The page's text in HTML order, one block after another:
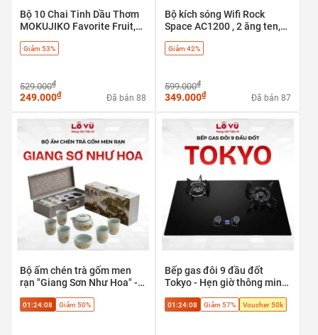
Bộ 10 Chai Tinh Dầu Thơm
MOKUJIKO Favorite Fruit,
mùi
Giảm 53%
529.000₫
249.000₫ Đã bán 88
Bộ kích sóng Wifi Rock
Space AC1200 , 2 ăng ten,
cổng LAN
Giảm 42%
599.000₫
349.000₫ Đã bán 87
Bộ ấm chén trà gốm men
rạn "Giang Sơn Như Hoa" -
cao cấp
01:24:07 Giảm 50%
Bếp gas đôi 9 đầu đốt
Tokyo - Hẹn giờ thông minh,
01:24:07 Giảm 57% Voucher 50k